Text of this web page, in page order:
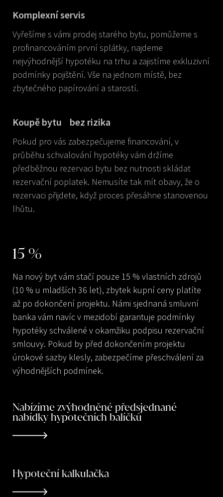
Komplexní servis
Vyřešíme s vámi prodej starého bytu, pomůžeme s
profinancováním první splátky, najdeme
nejvýhodnější hypotéku na trhu a zajistíme exkluzivní
podmínky pojištění. Vše na jednom místě, bez
zbytečného papírování a starostí.
Koupě bytu bez rizika
Pokud pro vás zabezpečujeme financování, v
průběhu schvalování hypotéky vám držíme
předběžnou rezervaci bytu bez nutnosti skládat
rezervační poplatek. Nemusíte tak mít obavy, že o
rezervaci přijdete, když proces přesáhne stanovenou
lhůtu.
15 %
Na nový byt vám stačí pouze 15 % vlastních zdrojů
(10 % u mladších 36 let), zbytek kupní ceny platíte
až po dokončení projektu. Námi sjednaná smluvní
banka vám navíc v mezidobí garantuje podmínky
hypotéky schválené v okamžiku podpisu rezervační
smlouvy. Pokud by před dokončením projektu
úrokové sazby klesly, zabezpečíme přeschválení za
výhodnějších podmínek.
Nabízíme zvýhodněné předsjednané
nabídky hypotečních balíčků
Hypoteční kalkulačka